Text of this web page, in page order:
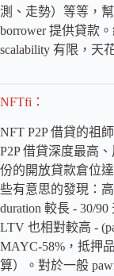
測、走勢）等等，
borrower 提供貸款
scalability 有限，天
NFTfi：
NFT P2P 借貸的祖
P2P 借貸深度最高
份的開放貸款倉位
些有意思的發現：
duration 較長 - 30/
LTV 也相對較高 -
MAYC-58%，抵押
算）。對於一般